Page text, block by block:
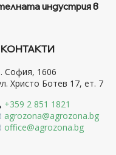
индустрия в
КОНТАКТИ
София, 1606
Христо Ботев 17, ет. 7
+359 2 851 1821
agrozona@agrozona.bg
office@agrozona.bg